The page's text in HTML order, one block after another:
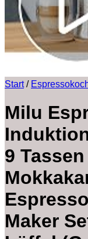
Start /
Milu
9
Maker